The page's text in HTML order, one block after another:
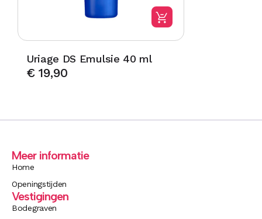
Uriage DS Emulsie 40 ml
€19,90
Meer informatie
Home
Openingstijden
Vestigingen
Bodegraven